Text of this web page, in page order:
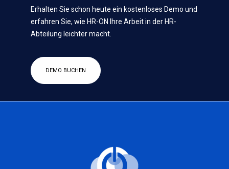
Erhalten Sie schon heute ein kostenloses Demo und
erfahren Sie, wie HR-ON Ihre Arbeit in der HR-
Abteilung leichter macht.
DEMO BUCHEN